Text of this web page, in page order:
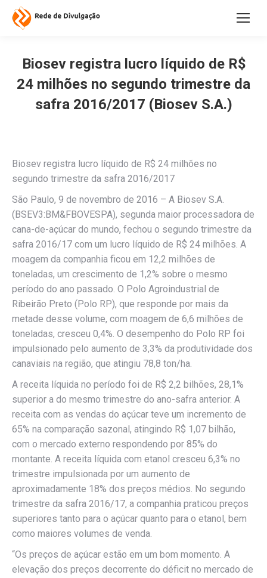
Biosev registra lucro líquido de R$
24 milhões no segundo trimestre da
safra 2016/2017 (Biosev S.A.)
Biosev registra lucro líquido de R$ 24 milhões no
segundo trimestre da safra 2016/2017
São Paulo, 9 de novembro de 2016 – A Biosev S.A.
(BSEV3:BM&FBOVESPA), segunda maior processadora de
cana-de-açúcar do mundo, fechou o segundo trimestre da
safra 2016/17 com um lucro líquido de R$ 24 milhões. A
moagem da companhia ficou em 12,2 milhões de
toneladas, um crescimento de 1,2% sobre o mesmo
período do ano passado. O Polo Agroindustrial de
Ribeirão Preto (Polo RP), que responde por mais da
metade desse volume, com moagem de 6,6 milhões de
toneladas, cresceu 0,4%. O desempenho do Polo RP foi
impulsionado pelo aumento de 3,3% da produtividade dos
canaviais na região, que atingiu 78,8 ton/ha.
A receita líquida no período foi de R$ 2,2 bilhões, 28,1%
superior a do mesmo trimestre do ano-safra anterior. A
receita com as vendas do açúcar teve um incremento de
65% na comparação sazonal, atingindo R$ 1,07 bilhão,
com o mercado externo respondendo por 85% do
montante. A receita líquida com etanol cresceu 6,3% no
trimestre impulsionada por um aumento de
aproximadamente 18% dos preços médios. No segundo
trimestre da safra 2016/17, a companhia praticou preços
superiores tanto para o açúcar quanto para o etanol, bem
como maiores volumes de venda.
“Os preços de açúcar estão em um bom momento. A
elevação dos preços decorrente do déficit no mercado de